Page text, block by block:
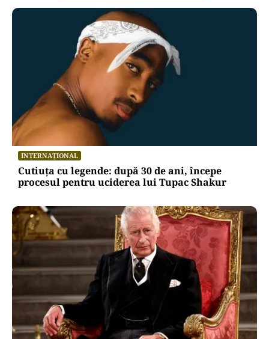
INTERNAȚIONAL
Cutiuța cu legende: după 30 de ani, începe
procesul pentru uciderea lui Tupac Shakur